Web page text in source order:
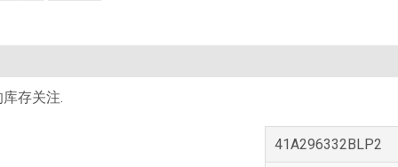
存关注.
41A296332BLP2